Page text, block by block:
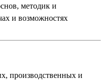
методик и
и возможностях
производственных и